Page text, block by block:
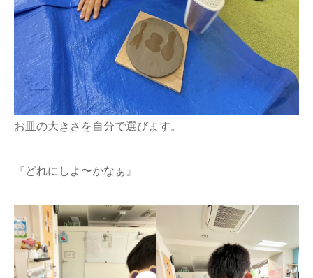
お皿の大きさを自分で選びます。
『どれにしよ〜かなぁ』